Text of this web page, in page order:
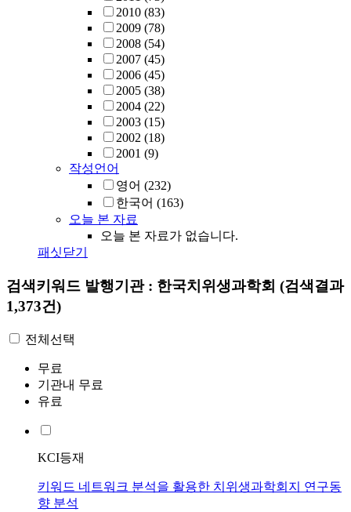
2010 (83)
2009 (78)
2008 (54)
2007 (45)
2006 (45)
2005 (38)
2004 (22)
2003 (15)
2002 (18)
2001 (9)
작성언어
영어 (232)
한국어 (163)
오늘 본 자료
오늘 본 자료가 없습니다.
패싯닫기
검색키워드 발행기관 : 한국치위생과학회 (검색결과
1,373건)
전체선택
무료
기관내 무료
유료
KCI등재
키워드 네트워크 분석을 활용한 치위생과학회지 연구동
향 분석